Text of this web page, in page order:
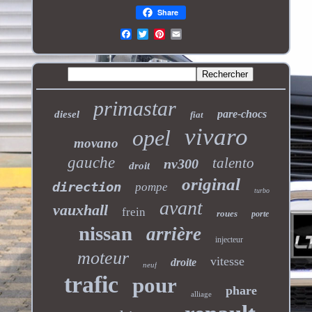
Share
diesel primastar fiat pare-chocs
movano opel vivaro
gauche droit nv300 talento
direction pompe original turbo
vauxhall frein avant roues porte
nissan arrière injecteur
moteur neuf droite vitesse
trafic pour alliage phare